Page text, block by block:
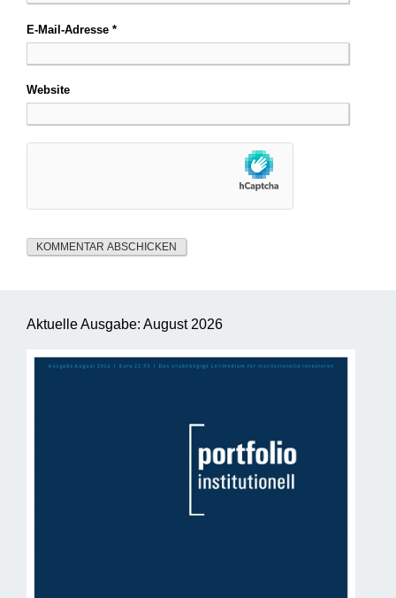
E-Mail-Adresse *
Website
Aktuelle Ausgabe: August 2026